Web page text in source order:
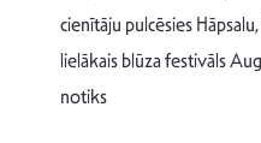
cienītāju pulcēsies
lielākais blūza festivāls
notiks